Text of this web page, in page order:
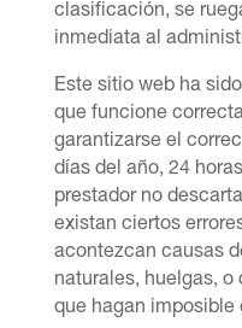
clasificación, se
inmediata al
Este sitio web ha
que funcione
garantizarse el
días del año, 24
prestador no
existan ciertos
acontezcan causas
naturales, huelgas,
que hagan imposible